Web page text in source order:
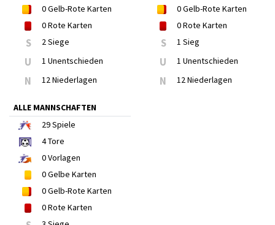
0Gelb-Rote Karten
0Rote Karten
S 2 Siege
U 1 Unentschieden
N 12 Niederlagen
0Gelb-Rote Karten
0Rote Karten
S 1 Sieg
U 1 Unentschieden
N 12 Niederlagen
ALLE MANNSCHAFTEN
29Spiele
4Tore
0Vorlagen
0Gelbe Karten
0Gelb-Rote Karten
0Rote Karten